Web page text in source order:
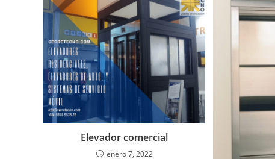
Elevador comercial
enero 7, 2022